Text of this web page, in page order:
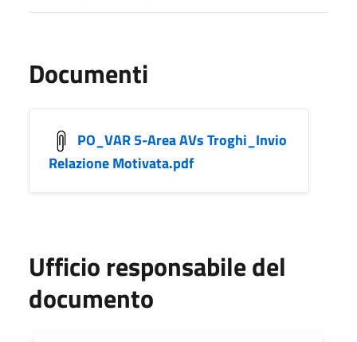
Documenti
PO_VAR 5-Area AVs Troghi_Invio
Relazione Motivata.pdf
Ufficio responsabile del
documento